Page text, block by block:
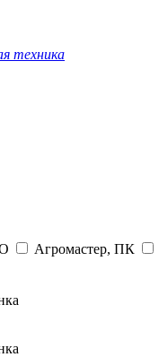
техника
Агромастер, ПК